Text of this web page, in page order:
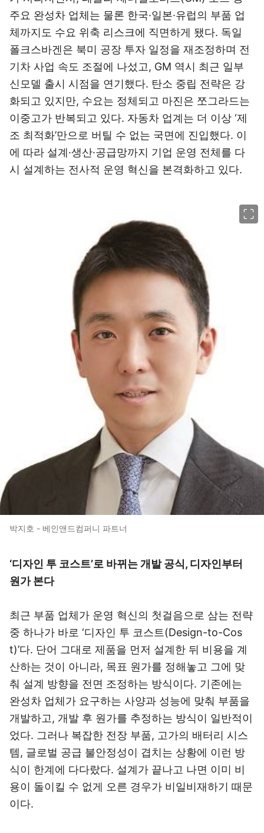
주요 완성차 업체는 물론 한국·일본·유럽의 부품 업
체까지도 수요 위축 리스크에 직면하게 됐다. 독일
폴크스바겐은 북미 공장 투자 일정을 재조정하며 전
기차 사업 속도 조절에 나섰고, GM 역시 최근 일부
신모델 출시 시점을 연기했다. 탄소 중립 전략은 강
화되고 있지만, 수요는 정체되고 마진은 쪼그라드는
이중고가 반복되고 있다. 자동차 업계는 더 이상 ‘제
조 최적화’만으로 버틸 수 없는 국면에 진입했다. 이
에 따라 설계·생산·공급망까지 기업 운영 전체를 다
시 설계하는 전사적 운영 혁신을 본격화하고 있다.
박지호 - 베인앤드컴퍼니 파트너
‘디자인 투 코스트’로 바뀌는 개발 공식, 디자인부터
원가 본다
최근 부품 업체가 운영 혁신의 첫걸음으로 삼는 전략
중 하나가 바로 ‘디자인 투 코스트(Design-to-Cos
t)’다. 단어 그대로 제품을 먼저 설계한 뒤 비용을 계
산하는 것이 아니라, 목표 원가를 정해놓고 그에 맞
춰 설계 방향을 전면 조정하는 방식이다. 기존에는
완성차 업체가 요구하는 사양과 성능에 맞춰 부품을
개발하고, 개발 후 원가를 추정하는 방식이 일반적이
었다. 그러나 복잡한 전장 부품, 고가의 배터리 시스
템, 글로벌 공급 불안정성이 겹치는 상황에 이런 방
식이 한계에 다다랐다. 설계가 끝나고 나면 이미 비
용이 돌이킬 수 없게 오른 경우가 비일비재하기 때문
이다.